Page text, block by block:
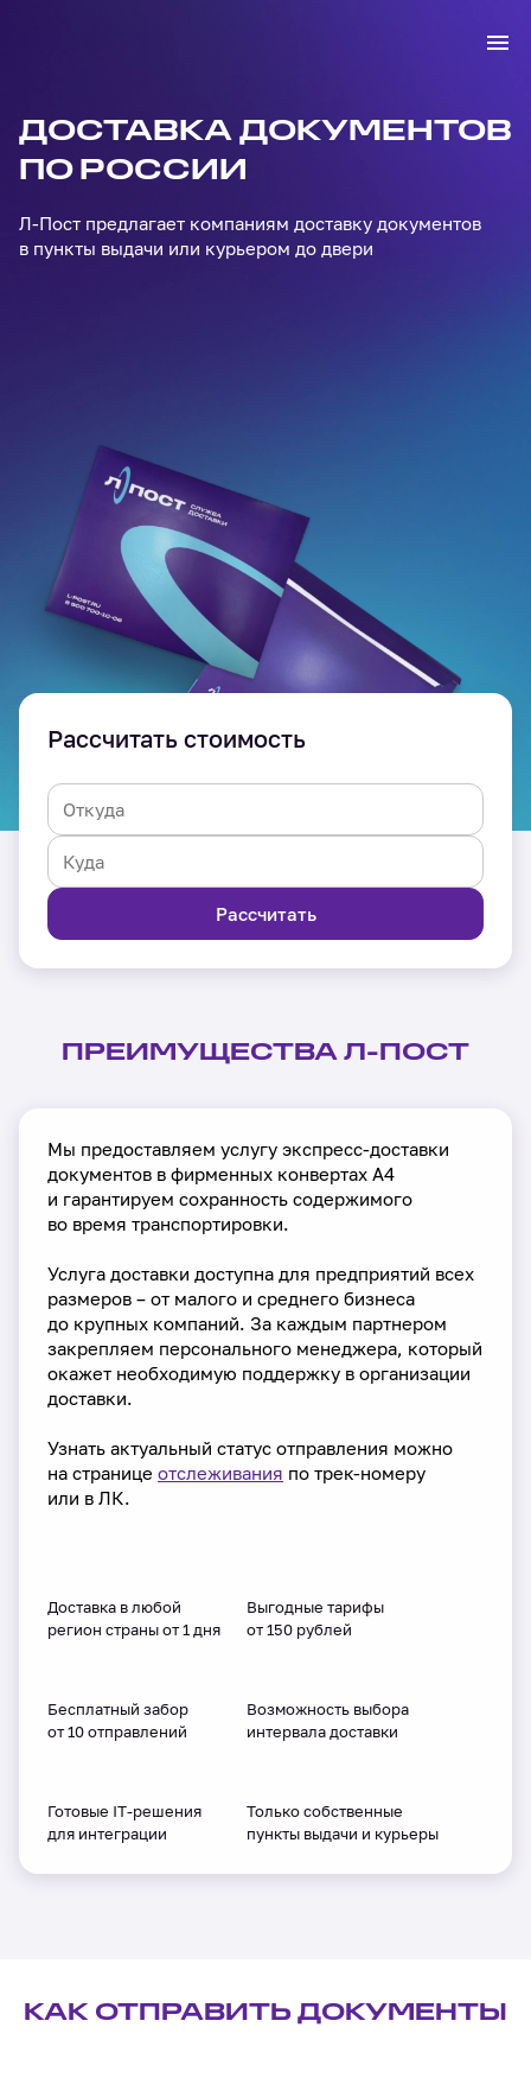
ДОСТАВКА ДОКУМЕНТОВ
ПО РОССИИ
Л-Пост предлагает компаниям доставку документов
в пункты выдачи или курьером до двери
Рассчитать стоимость
Рассчитать
ПРЕИМУЩЕСТВА Л-ПОСТ
Мы предоставляем услугу экспресс-доставки
документов в фирменных конвертах А4
и гарантируем сохранность содержимого
во время транспортировки.
Услуга доставки доступна для предприятий всех
размеров – от малого и среднего бизнеса
до крупных компаний. За каждым партнером
закрепляем персонального менеджера, который
окажет необходимую поддержку в организации
доставки.
Узнать актуальный статус отправления можно
на странице отслеживания по трек-номеру
или в ЛК.
Доставка в любой
регион страны от 1 дня
Выгодные тарифы
от 150 рублей
Бесплатный забор
от 10 отправлений
Возможность выбора
интервала доставки
Готовые IT-решения
для интеграции
Только собственные
пункты выдачи и курьеры
КАК ОТПРАВИТЬ ДОКУМЕНТЫ